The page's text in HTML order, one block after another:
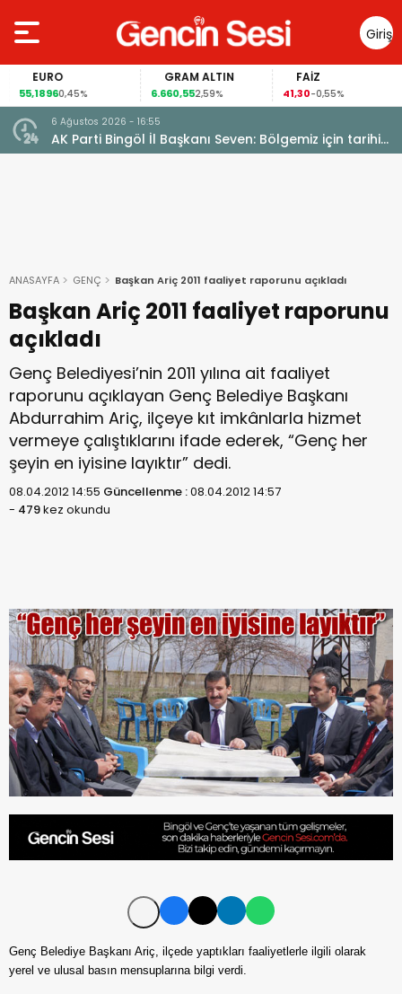
Giriş
Yap
EURO
55,18960,45%
GRAM ALTIN
6.660,552,59%
FAİZ
41,30-0,55%
6 Ağustos 2026 - 16:55
AK Parti Bingöl İl Başkanı Seven: Bölgemiz için tarihi
fırsat pencereleri açılıyor
ANASAYFA GENÇ Başkan Ariç 2011 faaliyet raporunu açıkladı
Başkan Ariç 2011 faaliyet raporunu
açıkladı
Genç Belediyesi’nin 2011 yılına ait faaliyet
raporunu açıklayan Genç Belediye Başkanı
Abdurrahim Ariç, ilçeye kıt imkânlarla hizmet
vermeye çalıştıklarını ifade ederek, “Genç her
şeyin en iyisine layıktır” dedi.
08.04.2012 14:55 Güncellenme :08.04.2012 14:57
- 479kez okundu
Genç Belediye Başkanı Ariç, ilçede yaptıkları faaliyetlerle ilgili olarak
yerel ve ulusal basın mensuplarına bilgi verdi.